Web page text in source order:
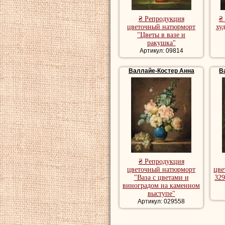
расточительна,
хорошим вкусом
И в людях,
высоко оценив
прославиться
как мила,
женщина,
художницей.
Мария-
осыпала
свадьбе Анны
преуспевающего
₴ Репродукция
цветочный натюрморт
"Цветы в вазе и
ракушка"
Артикул: 09814
₴
Валлайе-Костер Анна
₴ Репродукция
цветочный натюрморт
"Ваза с цветами и
виноградом на каменном
выступе"
Артикул: 029558